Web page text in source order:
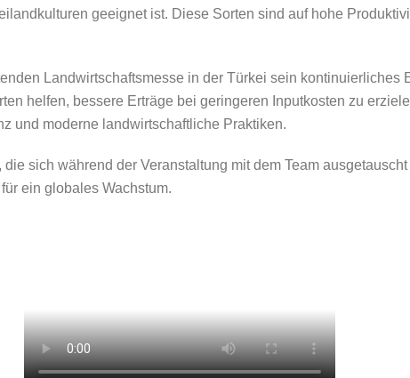
geeignet ist. Diese Sorten sind auf hohe
Landwirtschaftsmesse in der Türkei sein kontinuierliches
helfen, bessere Erträge bei geringeren Inputkosten zu
und moderne landwirtschaftliche Praktiken.
sich während der Veranstaltung mit dem Team
ein globales Wachstum.